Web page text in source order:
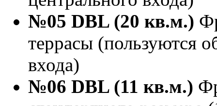
№05 DBL (20 кв.м.)
террасы (пользуются
входа)
№06 DBL (11 кв.м.)